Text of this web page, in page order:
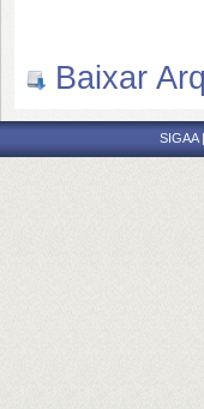
Baixar
SIGAA